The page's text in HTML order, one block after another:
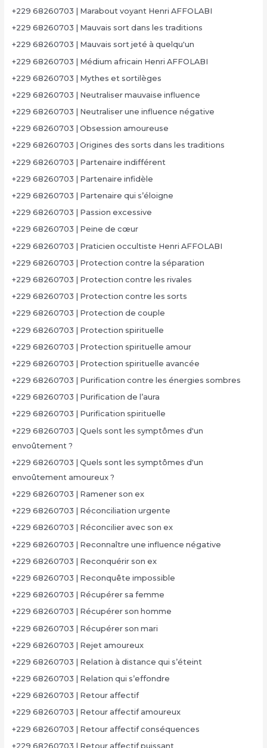
+229 68260703 | Marabout voyant Henri AFFOLABI
+229 68260703 | Mauvais sort dans les traditions
+229 68260703 | Mauvais sort jeté à quelqu'un
+229 68260703 | Médium africain Henri AFFOLABI
+229 68260703 | Mythes et sortilèges
+229 68260703 | Neutraliser mauvaise influence
+229 68260703 | Neutraliser une influence négative
+229 68260703 | Obsession amoureuse
+229 68260703 | Origines des sorts dans les traditions
+229 68260703 | Partenaire indifférent
+229 68260703 | Partenaire infidèle
+229 68260703 | Partenaire qui s’éloigne
+229 68260703 | Passion excessive
+229 68260703 | Peine de cœur
+229 68260703 | Praticien occultiste Henri AFFOLABI
+229 68260703 | Protection contre la séparation
+229 68260703 | Protection contre les rivales
+229 68260703 | Protection contre les sorts
+229 68260703 | Protection de couple
+229 68260703 | Protection spirituelle
+229 68260703 | Protection spirituelle amour
+229 68260703 | Protection spirituelle avancée
+229 68260703 | Purification contre les énergies sombres
+229 68260703 | Purification de l’aura
+229 68260703 | Purification spirituelle
+229 68260703 | Quels sont les symptômes d'un
envoûtement ?
+229 68260703 | Quels sont les symptômes d'un
envoûtement amoureux ?
+229 68260703 | Ramener son ex
+229 68260703 | Réconciliation urgente
+229 68260703 | Réconcilier avec son ex
+229 68260703 | Reconnaître une influence négative
+229 68260703 | Reconquérir son ex
+229 68260703 | Reconquête impossible
+229 68260703 | Récupérer sa femme
+229 68260703 | Récupérer son homme
+229 68260703 | Récupérer son mari
+229 68260703 | Rejet amoureux
+229 68260703 | Relation à distance qui s’éteint
+229 68260703 | Relation qui s’effondre
+229 68260703 | Retour affectif
+229 68260703 | Retour affectif amoureux
+229 68260703 | Retour affectif conséquences
+229 68260703 | Retour affectif puissant